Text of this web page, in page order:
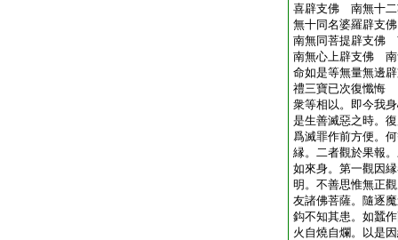
喜辟支佛 南無十
無十同名婆羅辟支
南無同菩提辟支佛
南無心上辟支佛
命如是等無量無邊
禮三寶已次復懺悔
衆等相以。即今我
是生善滅惡之時。
爲滅罪作前方便。
縁。二者觀於果報
如來身。第一觀因
明。不善思惟無正
友諸佛菩薩。隨逐
鈎不知其患。如蠶
火自燒自爛。以是